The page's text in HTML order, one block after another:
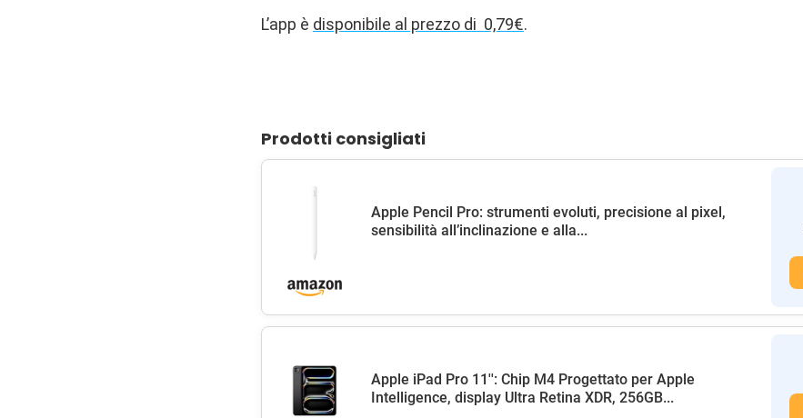
L’app è disponibile al prezzo di 0,79€.
Prodotti consigliati
Apple Pencil Pro: strumenti evoluti, precisione al pixel,
sensibilità all’inclinazione e alla...
Apple iPad Pro 11'': Chip M4 Progettato per Apple
Intelligence, display Ultra Retina XDR, 256GB...